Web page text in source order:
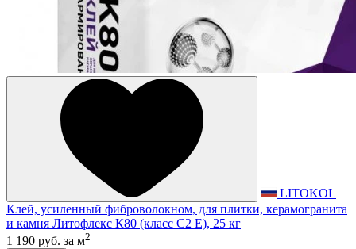
LITOKOL
Клей, усиленный фиброволокном, для плитки, керамогранита
и камня Литофлекс К80 (класс С2 E), 25 кг
1 190 руб. за м2